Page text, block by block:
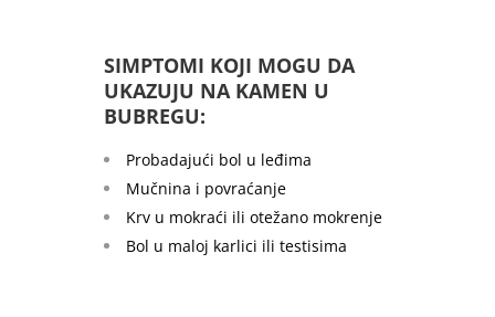
SIMPTOMI KOJI MOGU DA
UKAZUJU NA KAMEN U
BUBREGU:
Probadajući bol u leđima
Mučnina i povraćanje
Krv u mokraći ili otežano mokrenje
Bol u maloj karlici ili testisima